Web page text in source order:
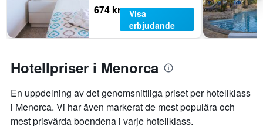
674 kr
Visa
erbjudande
Hotellpriser i Menorca
En uppdelning av det genomsnittliga priset per hotellklass
i Menorca. Vi har även markerat de mest populära och
mest prisvärda boendena i varje hotellklass.